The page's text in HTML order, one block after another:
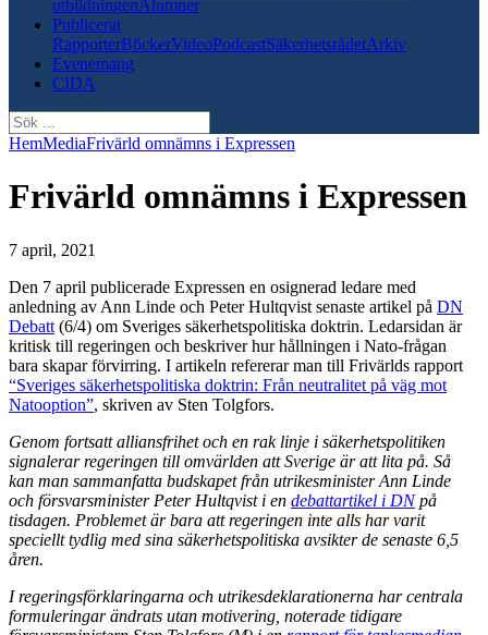
utbildningenAlumner
Publicerat
RapporterBöckerVideoPodcastSäkerhetsrådetArkiv
Evenemang
CIDA
HemMediaFrivärld omnämns i Expressen
Frivärld omnämns i Expressen
7 april, 2021
Den 7 april publicerade Expressen en osignerad ledare med
anledning av Ann Linde och Peter Hultqvist senaste artikel på DN
Debatt (6/4) om Sveriges säkerhetspolitiska doktrin. Ledarsidan är
kritisk till regeringen och beskriver hur hållningen i Nato-frågan
bara skapar förvirring. I artikeln refererar man till Frivärlds rapport
“Sveriges säkerhetspolitiska doktrin: Från neutralitet på väg mot
Natooption”, skriven av Sten Tolgfors.
Genom fortsatt alliansfrihet och en rak linje i säkerhetspolitiken
signalerar regeringen till omvärlden att Sverige är att lita på. Så
kan man sammanfatta budskapet från utrikesminister Ann Linde
och försvarsminister Peter Hultqvist i en debattartikel i DNpå
tisdagen. Problemet är bara att regeringen inte alls har varit
speciellt tydlig med sina säkerhetspolitiska avsikter de senaste 6,5
åren.
I regeringsförklaringarna och utrikesdeklarationerna har centrala
formuleringar ändrats utan motivering, noterade tidigare